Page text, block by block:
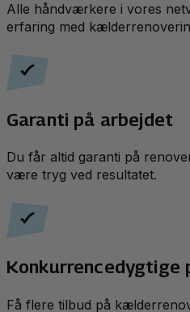
Alle håndværkere i vores
erfaring med
Garanti på arbejdet
Du får altid garanti på
være tryg ved resultatet.
Konkurrencedygtige
Få flere tilbud på